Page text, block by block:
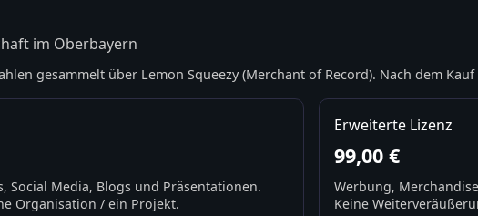
im Oberbayern
gesammelt über Lemon Squeezy (Merchant of Record). Nach dem
Social Media, Blogs und Präsentationen.
Organisation / ein Projekt.
Erweiterte Lizenz
99,00 €
Werbung,
Keine